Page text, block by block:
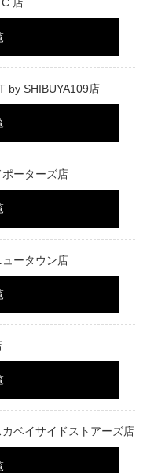
店
by SHIBUYA109店
ーターズ店
ータウン店
ベイサイドストアーズ店